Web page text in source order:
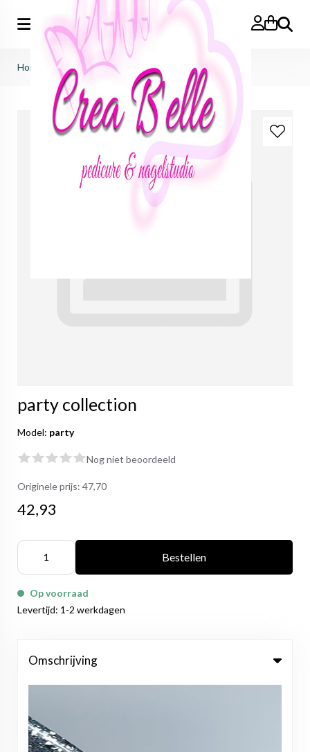
Zoeken
Home party collection
party collection
Model: party
Nog niet beoordeeld
Originele prijs: 47,70
42,93
Bestellen
Op voorraad
Levertijd: 1-2 werkdagen
Omschrijving